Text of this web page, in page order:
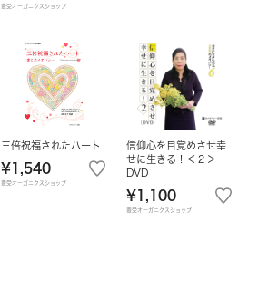
豊受オーガニクスショップ
三倍祝福されたハート
¥1,540
豊受オーガニクスショップ
信仰心を目覚めさせ幸
せに生きる！＜２＞
DVD
¥1,100
豊受オーガニクスショップ